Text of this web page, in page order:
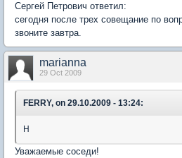
Сергей Петрович ответил:
сегодня после трех совещание по
звоните завтра.
marianna
29 Oct 2009
FERRY, on 29.10.2009 - 13:24:
Н
Уважаемые соседи!